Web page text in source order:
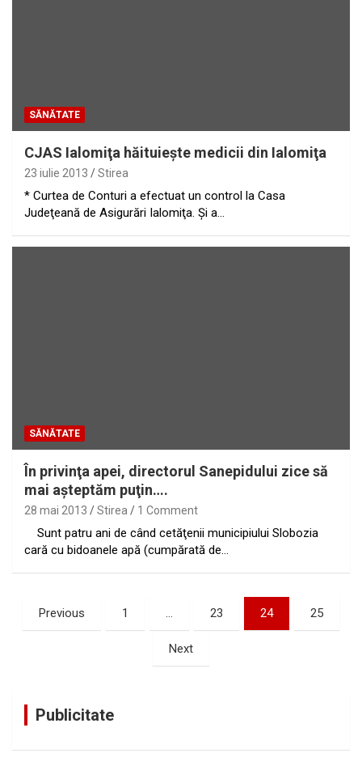
SĂNĂTATE
CJAS Ialomiţa hăituieşte medicii din Ialomiţa
23 iulie 2013 Stirea
* Curtea de Conturi a efectuat un control la Casa
Judeţeană de Asigurări Ialomiţa. Şi a…
SĂNĂTATE
În privinţa apei, directorul Sanepidului zice să
mai aşteptăm puţin….
28 mai 2013 Stirea 1 Comment
Sunt patru ani de când cetăţenii municipiului Slobozia
cară cu bidoanele apă (cumpărată de…
Paginație
articole
Previous 1 23 24 25
Next
Publicitate